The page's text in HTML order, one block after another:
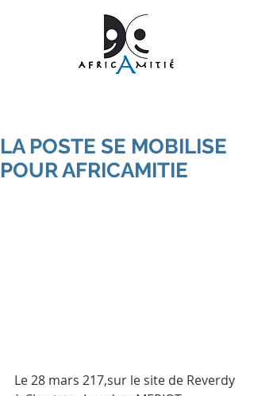
LA POSTE SE MOBILISE
POUR AFRICAMITIE
Le 28 mars 217,sur le site de Reverdy